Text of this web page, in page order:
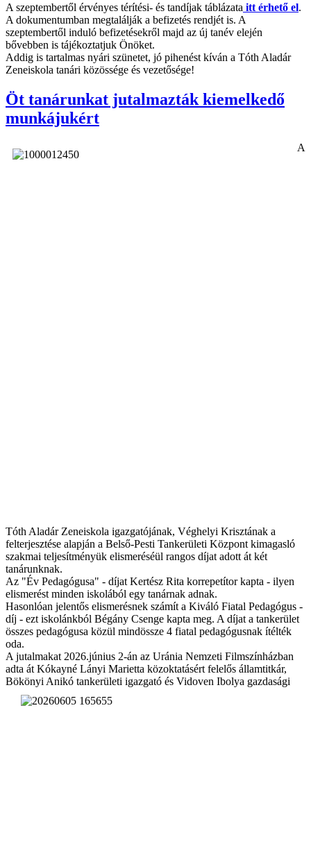
A szeptembertől érvényes térítési- és tandíjak táblázata itt érhető el.
A dokumentumban megtalálják a befizetés rendjét is. A
szeptembertől induló befizetésekről majd az új tanév elején
bővebben is tájékoztatjuk Önöket.
Addig is tartalmas nyári szünetet, jó pihenést kíván a Tóth Aladár
Zeneiskola tanári közössége és vezetősége!
Öt tanárunkat jutalmazták kiemelkedő
munkájukért
A
Tóth Aladár Zeneiskola igazgatójának, Véghelyi Krisztának a
felterjesztése alapján a Belső-Pesti Tankerületi Központ kimagasló
szakmai teljesítményük elismeréséül rangos díjat adott át két
tanárunknak.
Az "Év Pedagógusa" - díjat Kertész Rita korrepetítor kapta - ilyen
elismerést minden iskolából egy tanárnak adnak.
Hasonlóan jelentős elismerésnek számít a Kiváló Fiatal Pedagógus -
díj - ezt iskolánkból Bégány Csenge kapta meg. A díjat a tankerület
összes pedagógusa közül mindössze 4 fiatal pedagógusnak ítélték
oda.
A jutalmakat 2026.június 2-án az Uránia Nemzeti Filmszínházban
adta át Kókayné Lányi Marietta közoktatásért felelős államtitkár,
Bökönyi Anikó tankerületi igazgató és Vidoven Ibolya gazdasági